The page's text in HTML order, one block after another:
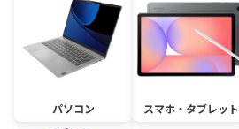
パソコン スマホ・タブレット